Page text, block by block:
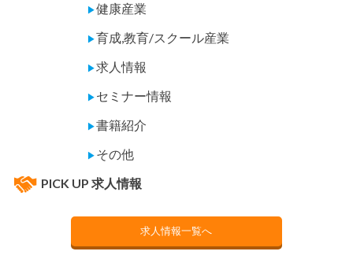
▶健康産業
▶育成,教育/スクール産業
▶求人情報
▶ セミナー情報
▶書籍紹介
▶ その他
PICK UP 求人情報
求人情報一覧へ